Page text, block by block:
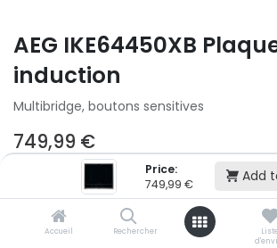
Price:
749,99 € Add
Accueil Rechercher
AEG IKE64450XB
induction
Multibridge, boutons sensitives
749,99 €
Ajouter au